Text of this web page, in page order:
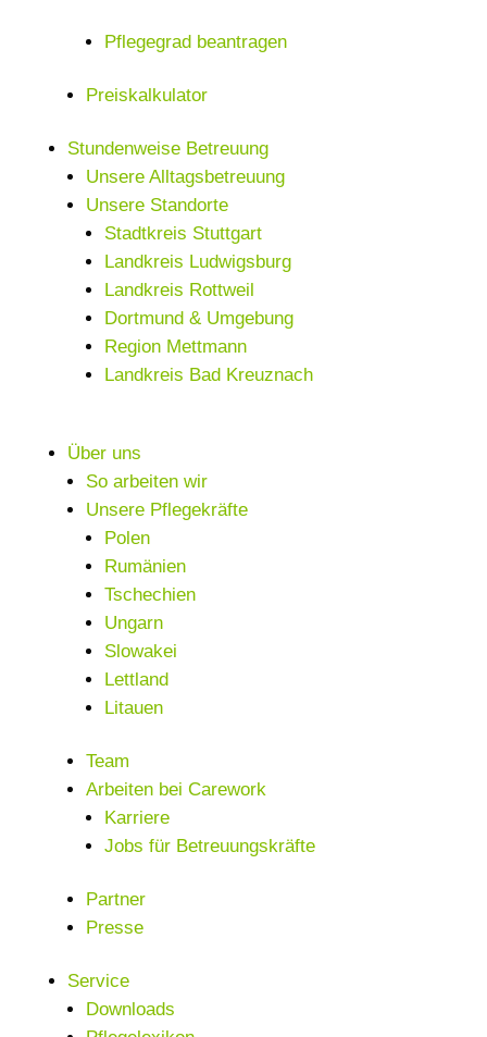
Pflegegrad beantragen
Preiskalkulator
Stundenweise Betreuung
Unsere Alltagsbetreuung
Unsere Standorte
Stadtkreis Stuttgart
Landkreis Ludwigsburg
Landkreis Rottweil
Dortmund & Umgebung
Region Mettmann
Landkreis Bad Kreuznach
Über uns
So arbeiten wir
Unsere Pflegekräfte
Polen
Rumänien
Tschechien
Ungarn
Slowakei
Lettland
Litauen
Team
Arbeiten bei Carework
Karriere
Jobs für Betreuungskräfte
Partner
Presse
Service
Downloads